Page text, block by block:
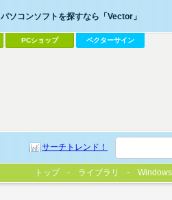
パソコンソフトを探すなら「Vector」
PCショップ ベクターサイン
サーチトレンド！
トップ ライブラリ Windows